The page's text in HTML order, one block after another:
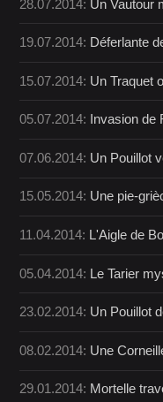
28.07.2014: Un Vautour
19.07.2014: Déferlante
15.07.2014: Un Traquet
05.07.2014: Invasion de
07.06.2014: Un Pouillot
15.05.2014: Une pie-
11.04.2014: L'Aigle de
05.04.2014: Le Tarier
23.02.2014: Un Pouillot
08.02.2014: Une
29.01.2014: Mortelle